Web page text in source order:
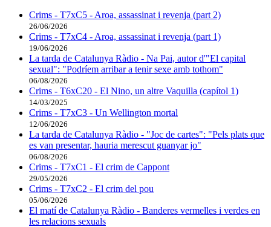
Crims - T7xC5 - Aroa, assassinat i revenja (part 2)
26/06/2026
Crims - T7xC4 - Aroa, assassinat i revenja (part 1)
19/06/2026
La tarda de Catalunya Ràdio - Na Pai, autor d'"El capital
sexual": "Podríem arribar a tenir sexe amb tothom"
06/08/2026
Crims - T6xC20 - El Nino, un altre Vaquilla (capítol 1)
14/03/2025
Crims - T7xC3 - Un Wellington mortal
12/06/2026
La tarda de Catalunya Ràdio - "Joc de cartes": "Pels plats que
es van presentar, hauria merescut guanyar jo"
06/08/2026
Crims - T7xC1 - El crim de Cappont
29/05/2026
Crims - T7xC2 - El crim del pou
05/06/2026
El matí de Catalunya Ràdio - Banderes vermelles i verdes en
les relacions sexuals